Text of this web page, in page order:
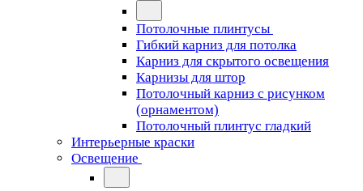
Потолочные плинтусы
Гибкий карниз для потолка
Карниз для скрытого освещения
Карнизы для штор
Потолочный карниз с рисунком
(орнаментом)
Потолочный плинтус гладкий
Интерьерные краски
Освещение